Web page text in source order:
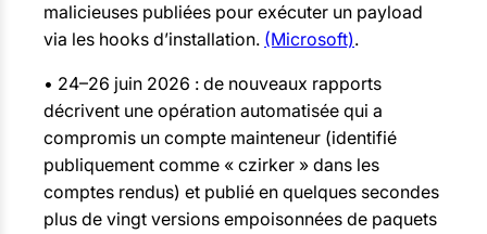
malicieuses publiées pour exécuter un payload
via les hooks d’installation. (Microsoft).
• 24–26 juin 2026 : de nouveaux rapports
décrivent une opération automatisée qui a
compromis un compte mainteneur (identifié
publiquement comme « czirker » dans les
comptes rendus) et publié en quelques secondes
plus de vingt versions empoisonnées de paquets